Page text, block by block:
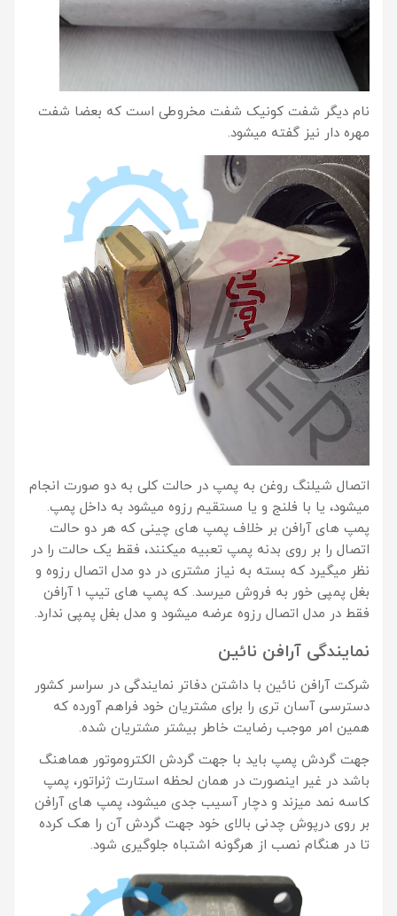
نام دیگر شفت کونیک شفت مخروطی است که بعضا شفت
مهره دار نیز گفته میشود.
اتصال شیلنگ روغن به پمپ در حالت کلی به دو صورت انجام
میشود، یا با فلنج و یا مستقیم رزوه میشود به داخل پمپ.
پمپ های آرافن بر خلاف پمپ های چینی که هر دو حالت
اتصال را بر روی بدنه پمپ تعبیه میکنند، فقط یک حالت را در
نظر میگیرد که بسته به نیاز مشتری در دو مدل اتصال رزوه و
بغل پمپی خور به فروش میرسد. که پمپ های تیپ 1 آرافن
فقط در مدل اتصال رزوه عرضه میشود و مدل بغل پمپی ندارد.
نمایندگی آرافن نائین
شرکت آرافن نائین با داشتن دفاتر نمایندگی در سراسر کشور
دسترسی آسان تری را برای مشتریان خود فراهم آورده که
همین امر موجب رضایت خاطر بیشتر مشتریان شده.
جهت گردش پمپ باید با جهت گردش الکتروموتور هماهنگ
باشد در غیر اینصورت در همان لحظه استارت ژنراتور، پمپ
کاسه نمد میزند و دچار آسیب جدی میشود، پمپ های آرافن
بر روی درپوش چدنی بالای خود جهت گردش آن را هک کرده
تا در هنگام نصب از هرگونه اشتباه جلوگیری شود.